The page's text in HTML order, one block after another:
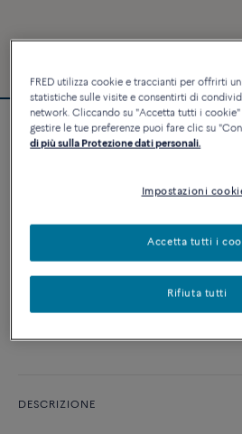
Bracciale Force 10
AGGIUNGI AL
Contattataci per qualsiasi domanda sulle misure
DESCRIZIONE
FRED utilizza cookie e traccianti per offrirti
statistiche sulle visite e consentirti di
network. Cliccando su "Accetta tutti i
gestire le tue preferenze puoi fare clic su
di più sulla Protezione dati personali.
Impostazioni
Rifiuta tutti
Accetta tutti i